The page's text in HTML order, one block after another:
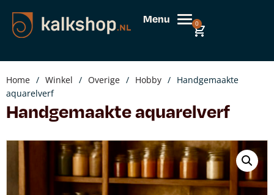
Menu 0
Home / Winkel / Overige / Hobby / Handgemaakte
aquarelverf
Handgemaakte aquarelverf